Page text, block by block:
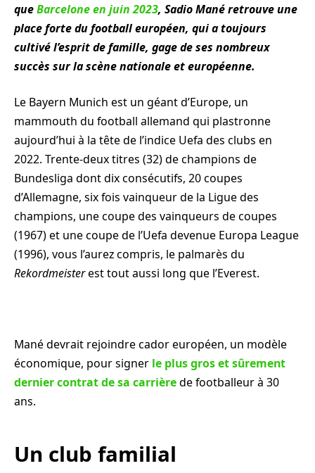
queBarcelone en juin 2023, Sadio Mané retrouve une
place forte du football européen, qui a toujours
cultivé l’esprit de famille, gage de ses nombreux
succès sur la scène nationale et européenne.
Le Bayern Munich est un géant d’Europe, un
mammouth du football allemand qui plastronne
aujourd’hui à la tête de l’indice Uefa des clubs en
2022. Trente-deux titres (32) de champions de
Bundesliga dont dix consécutifs, 20 coupes
d’Allemagne, six fois vainqueur de la Ligue des
champions, une coupe des vainqueurs de coupes
(1967) et une coupe de l’Uefa devenue Europa League
(1996), vous l’aurez compris, le palmarès du
Rekordmeisterest tout aussi long que l’Everest.
Mané devrait rejoindre cador européen, un modèle
économique, pour signer le plus gros et sûrement
dernier contrat de sa carrièrede footballeur à 30
ans.
Un club familial